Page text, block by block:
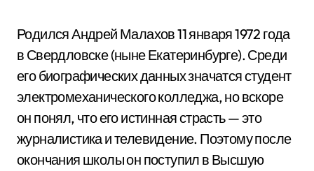
Родился Андрей Малахов 11 января 1972 года
в Свердловске (ныне Екатеринбурге). Среди
его биографических данных значатся студент
электромеханического колледжа, но вскоре
он понял, что его истинная страсть — это
журналистика и телевидение. Поэтому после
окончания школы он поступил в Высшую